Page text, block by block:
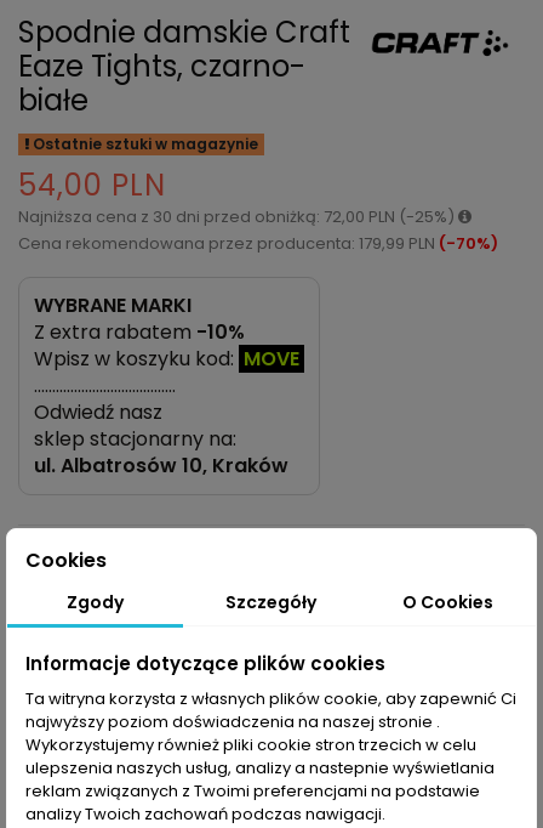
Spodnie damskie Craft
Eaze Tights, czarno-
białe
Ostatnie sztuki w magazynie
54,00 PLN
Najniższa cena z 30 dni przed obniżką: 72,00 PLN (-25%)
Cena rekomendowana przez producenta: 179,99 PLN (-70%)
WYBRANE MARKI
Z extra rabatem -10%
Wpisz w koszyku kod: MOVE
…………………………………
Odwiedź nasz
sklep stacjonarny na:
ul.Albatrosów 10, Kraków
Spodnie Eaze Tights dzięki idealnemu dopasowaniu
biegowych i na siłowni. Charakterystyczny print
materiał w pełni współgra z ciałem, a szybkie
właściwości odprowadzające wilgoć z ciała dodaję
komfortu. Dodatkowo wewnątrz znajduję się
kieszonka na klucz.
Tabela rozmiarów
Cookies
Zgody Szczegóły O Cookies
Informacje dotyczące plików cookies
Ta witryna korzysta z własnych plików cookie, aby zapewnić Ci
najwyższy poziom doświadczenia na naszej stronie .
Wykorzystujemy również pliki cookie stron trzecich w celu
ulepszenia naszych usług, analizy a nastepnie wyświetlania
reklam związanych z Twoimi preferencjami na podstawie
analizy Twoich zachowań podczas nawigacji.